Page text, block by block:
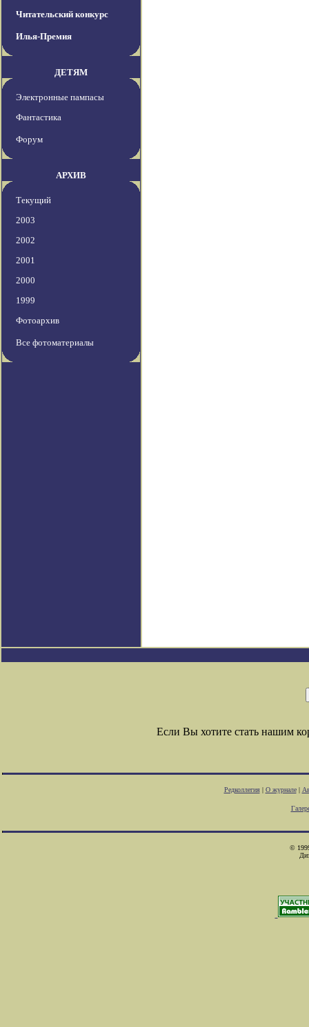
Читательский конкурс
Илья-Премия
ДЕТЯМ
Электронные пампасы
Фантастика
Форум
АРХИВ
Текущий
2003
2002
2001
2000
1999
Фотоархив
Все фотоматериалы
Если Вы хотите стать нашим
Редколлегия| О журнале|
©